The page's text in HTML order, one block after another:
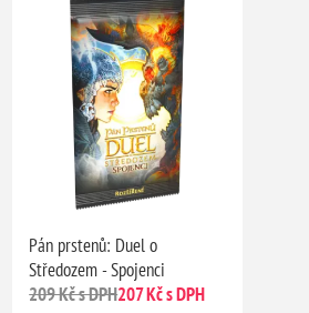
Pán prstenů: Duel o
Středozem - Spojenci
209 Kč s DPH207 Kč s DPH